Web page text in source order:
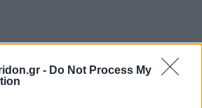
- Do Not Process My